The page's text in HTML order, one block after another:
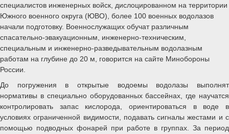
специалистов инженерных войск, дислоцированном на территории
Южного военного округа (ЮВО), более 100 военных водолазов
начали подготовку. Военнослужащих обучат различным
спасательно-эвакуационным, инженерно-техническим,
специальным и инженерно-разведывательным водолазным
работам на глубине до 20 м, говорится на сайте Минобороны
России.
До погружения в открытые водоемы водолазы выполнят
нормативы в специально оборудованных бассейнах, где научатся
контролировать запас кислорода, ориентироваться в воде в
условиях ограниченной видимости, подавать сигналы жестами и с
помощью подводных фонарей при работе в группах. За период